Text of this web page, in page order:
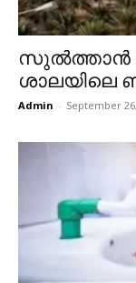
സുൽത്താൻ
ശാലയിലെ
Admin - September